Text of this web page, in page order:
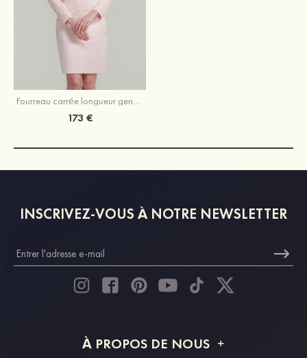
Fourreau carrée longueur genou robe de mère de la mariée avec appliqué plissé veste
173 €
INSCRIVEZ-VOUS À NOTRE NEWSLETTER
À PROPOS DE NOUS